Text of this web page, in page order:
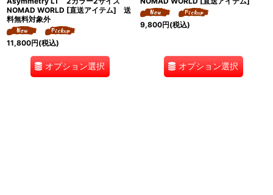
NOMAD WORLD [直送アイテム] 送
料無料対象外
11,800円(税込)
オプション選択
9,800円(税込)
オプション選択